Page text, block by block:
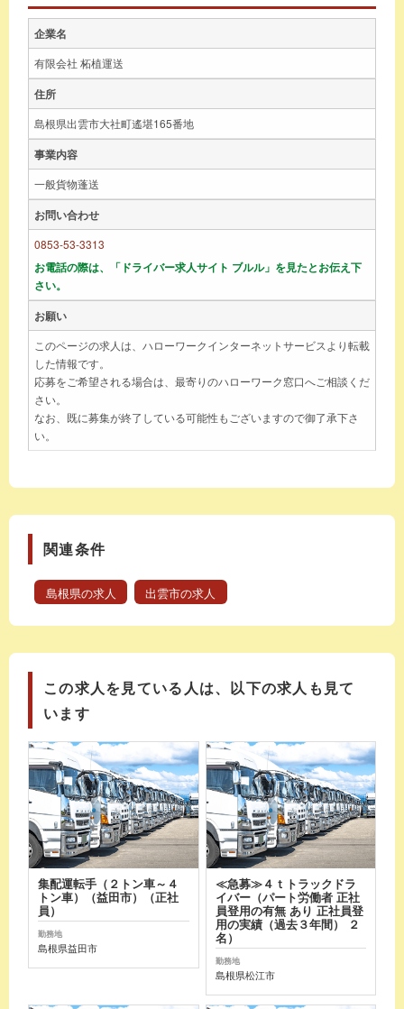
企業名
有限会社 柘植運送
住所
島根県出雲市大社町遙堪165番地
事業内容
一般貨物蓬送
お問い合わせ
0853-53-3313
お電話の際は、「ドライバー求人サイト ブルル」を見たとお伝え下
さい。
お願い
このページの求人は、ハローワークインターネットサービスより転載
した情報です。
応募をご希望される場合は、最寄りのハローワーク窓口へご相談くだ
さい。
なお、既に募集が終了している可能性もございますので御了承下さ
い。
関連条件
島根県の求人 出雲市の求人
この求人を見ている人は、以下の求人も見て
います
集配運転手（２トン車～４
トン車）（益田市）（正社
員）
勤務地
島根県益田市
≪急募≫４ｔトラックドラ
イバー（パート労働者 正社
員登用の有無 あり 正社員登
用の実績（過去３年間） ２
名）
勤務地
島根県松江市